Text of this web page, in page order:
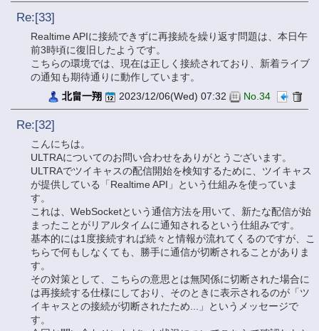
Re:[33]
Realtime APIに接続できずに再接続を繰り返す問題は、本日午
前3時頃に復旧したようです。
こちらの環境では、現在は正しく接続されており、新着ライブ
の通知も期待通りに動作しています。
北畠一翔
2023/12/06(Wed) 07:32 No.34
Re:[32]
こんにちは。
ULTRAについてのお問い合わせをありがとうございます。
ULTRAでツイキャスの配信開始を検知するために、ツイキャス
が提供している「Realtime API」という仕組みを使っていま
す。
これは、WebSocketという通信方法を用いて、新たな配信が始
まったことがリアルタイムに通知されるという仕組みです。
基本的には1度接続すれば続々と情報が流れてくるのですが、こ
ちらで何もしなくても、勝手に通信が切断されることがありま
す。
その対策として、こちらの意思とは無関係に切断された場合に
は再接続する仕様にしており、そのときに表示されるのが「ツ
イキャスとの接続が切断されたため...」というメッセージで
す。